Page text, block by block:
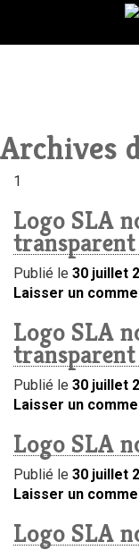
Archives
1
Logo SLA
Publié le 30 juillet
Laisser un
Logo SLA
Publié le 30 juillet
Laisser un
Logo SLA
Publié le 30 juillet
Laisser un
Logo SLA